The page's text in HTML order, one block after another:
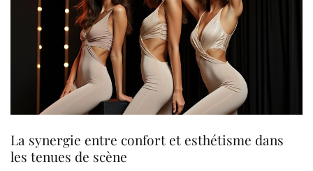
La synergie entre confort et esthétisme dans
les tenues de scène